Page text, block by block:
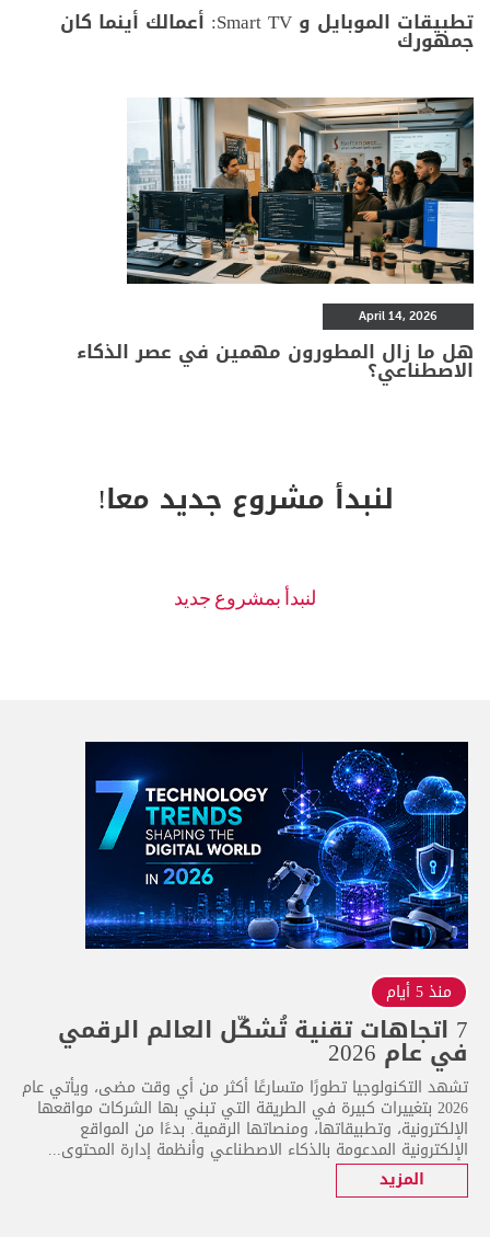
تطبيقات الموبايل و Smart TV: أعمالك أينما كان
جمهورك
April 14, 2026
هل ما زال المطورون مهمين في عصر الذكاء
الاصطناعي؟
لنبدأ مشروع جديد معا!
منذ 5 أيام
7 اتجاهات تقنية تُشكّل العالم الرقمي
في عام 2026
تشهد التكنولوجيا تطورًا متسارعًا أكثر من أي وقت مضى، ويأتي عام
2026 بتغييرات كبيرة في الطريقة التي تبني بها الشركات مواقعها
الإلكترونية، وتطبيقاتها، ومنصاتها الرقمية. بدءًا من المواقع
الإلكترونية المدعومة بالذكاء الاصطناعي وأنظمة إدارة المحتوى...
المزيد